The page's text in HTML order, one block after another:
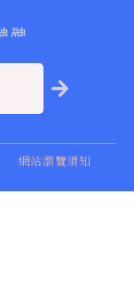
融
網站瀏覽須知